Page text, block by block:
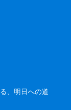
、明日への道